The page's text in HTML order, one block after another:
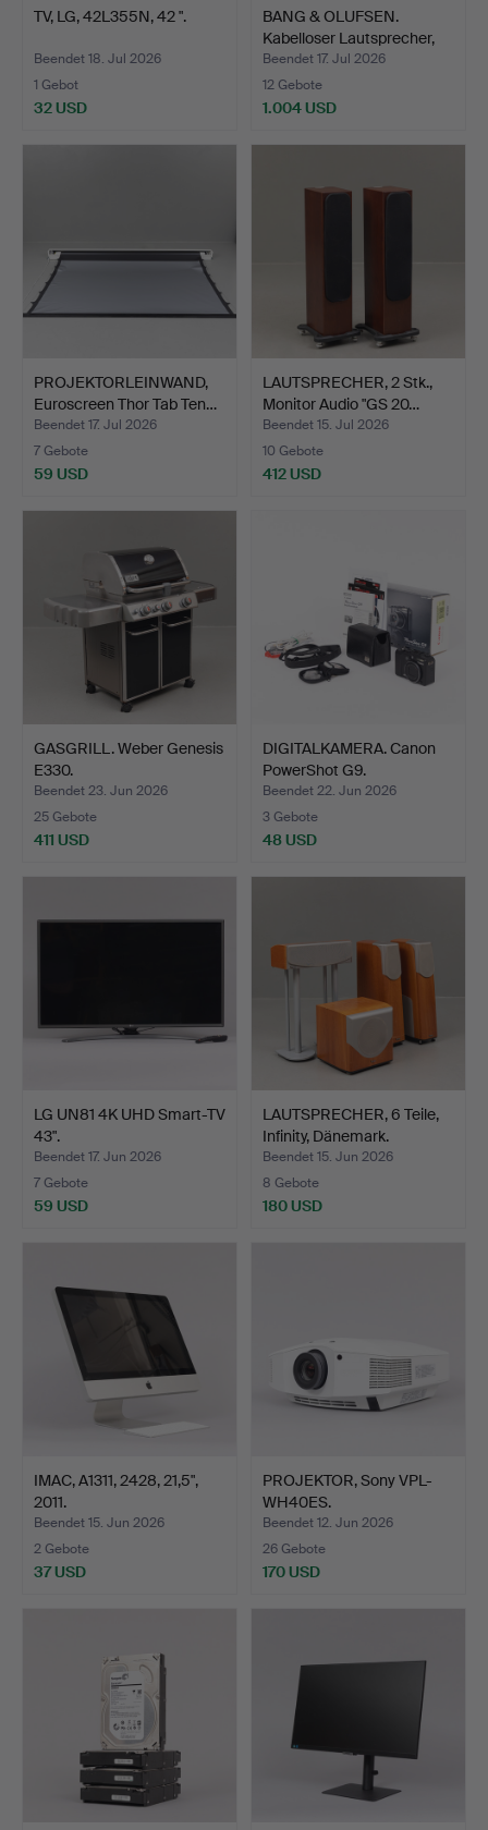
TV, LG, 42L355N, 42 ".
Beendet 18. Jul 2026
1 Gebot
32 USD
BANG & OLUFSEN.
Kabelloser Lautsprecher,
B…
Beendet 17. Jul 2026
12 Gebote
1.004 USD
PROJEKTORLEINWAND,
Euroscreen Thor Tab Ten…
Beendet 17. Jul 2026
7 Gebote
59 USD
LAUTSPRECHER, 2 Stk.,
Monitor Audio "GS 20…
Beendet 15. Jul 2026
10 Gebote
412 USD
GASGRILL. Weber Genesis
E330.
Beendet 23. Jun 2026
25 Gebote
411 USD
DIGITALKAMERA. Canon
PowerShot G9.
Beendet 22. Jun 2026
3 Gebote
48 USD
LG UN81 4K UHD Smart-TV
43".
Beendet 17. Jun 2026
7 Gebote
59 USD
LAUTSPRECHER, 6 Teile,
Infinity, Dänemark.
Beendet 15. Jun 2026
8 Gebote
180 USD
IMAC, A1311, 2428, 21,5",
2011.
Beendet 15. Jun 2026
2 Gebote
37 USD
PROJEKTOR, Sony VPL-
WH40ES.
Beendet 12. Jun 2026
26 Gebote
170 USD